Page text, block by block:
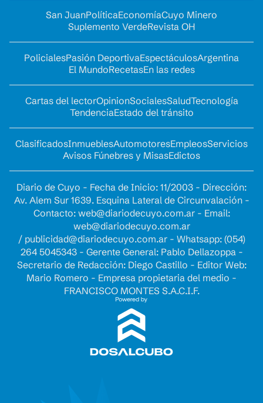
San JuanPolíticaEconomíaCuyo Minero
Suplemento VerdeRevista OH
PolicialesPasión DeportivaEspectáculosArgentina
El MundoRecetasEn las redes
Cartas del lectorOpinionSocialesSaludTecnología
TendenciaEstado del tránsito
ClasificadosInmueblesAutomotoresEmpleosServicios
Avisos Fúnebres y MisasEdictos
Diario de Cuyo - Fecha de Inicio: 11/2003 - Dirección:
Av. Alem Sur 1639. Esquina Lateral de Circunvalación -
Contacto: web@diariodecuyo.com.ar- Email:
web@diariodecuyo.com.ar
/ publicidad@diariodecuyo.com.ar- Whatsapp: (054)
264 5045343 - Gerente General: Pablo Dellazoppa -
Secretario de Redacción: Diego Castillo - Editor Web:
Mario Romero - Empresa propietaria del medio -
FRANCISCO MONTES S.A.C.I.F.